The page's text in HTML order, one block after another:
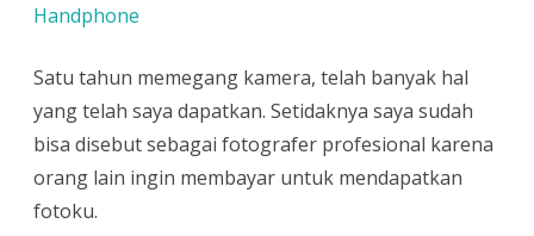
Handphone
Satu tahun memegang kamera, telah banyak hal
yang telah saya dapatkan. Setidaknya saya sudah
bisa disebut sebagai fotografer profesional karena
orang lain ingin membayar untuk mendapatkan
fotoku.